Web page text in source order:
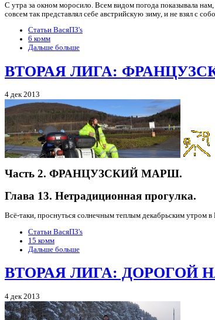
С утра за окном моросило. Всем видом погода показывала
совсем так представлял себе австрийскую зиму, и не взял с
Статьи ВасяПЗ's
6 комм
Дальше больше
ВТОРАЯ ЛИГА:
4 дек 2013
Часть 2. ФРАНЦУЗСКИЙ МАРШ.
Глава 13. Нетрадиционная прогулка.
Всё-таки, проснуться солнечным теплым декабрьским утром
Статьи ВасяПЗ's
15 комм
Дальше больше
ВТОРАЯ ЛИГА: ДОРОГОЙ
4 дек 2013